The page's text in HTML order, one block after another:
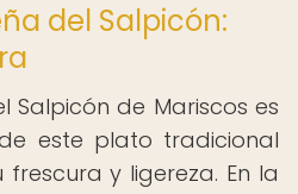
del Salpicón:
Salpicón de Mariscos es
este plato tradicional
y ligereza. En la